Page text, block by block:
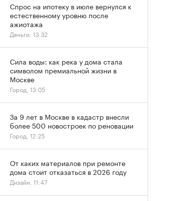
Спрос на ипотеку в июле вернулся к
естественному уровню после
ажиотажа
Деньги, 13:32
Сила воды: как река у дома стала
символом премиальной жизни в
Москве
Город, 13:05
За 9 лет в Москве в кадастр внесли
более 500 новостроек по реновации
Город, 12:25
От каких материалов при ремонте
дома стоит отказаться в 2026 году
Дизайн, 11:47